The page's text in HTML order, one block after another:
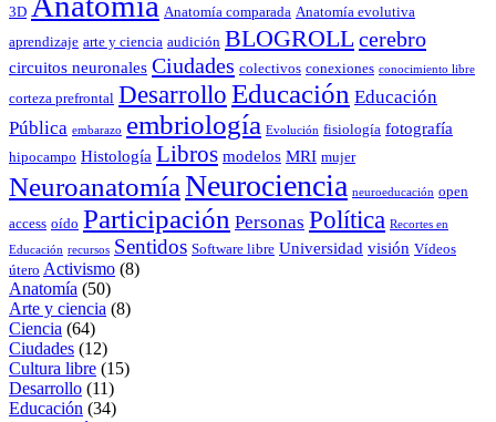
3D Anatomía comparada Anatomía evolutiva
aprendizaje arte y ciencia audición BLOGROLLcerebro
circuitos neuronales Ciudades colectivos conexiones conocimiento libre
corteza prefrontal Desarrollo Educación Educación
Pública embarazo embriología Evolución fisiología fotografía
hipocampo Histología Libros modelos MRI mujer
NeuroanatomíaNeurociencia neuroeducación open
access oído Participación Personas Política Recortes en
Educación recursos Sentidos Software libre Universidad visión Vídeos
útero Activismo (8)
Anatomía (50)
Arte y ciencia (8)
Ciencia (64)
Ciudades (12)
Cultura libre (15)
Desarrollo (11)
Educación (34)